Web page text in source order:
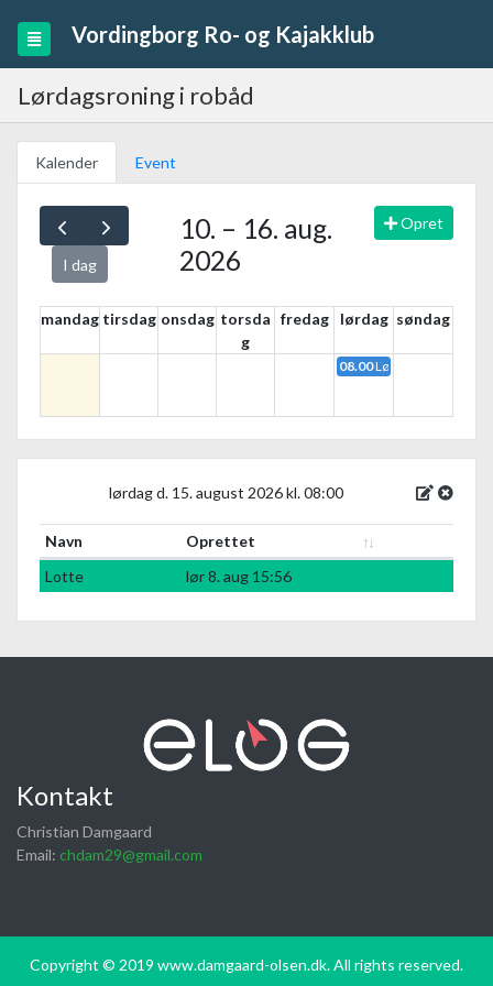
Vordingborg Ro- og Kajakklub
Lørdagsroning i robåd
Kalender Event
Opret
I dag
10. – 16. aug.
2026
mandag tirsdag onsdag torsda
g
fredag lørdag søndag
08.00Lørdagsroning i
lørdag d. 15. august 2026 kl. 08:00
Navn
Oprettet
Lotte
lør 8. aug 15:56
Kontakt
Christian Damgaard
Email: chdam29@gmail.com
Copyright © 2019 www.damgaard-olsen.dk. All rights reserved.